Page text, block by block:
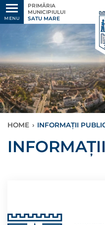
MENU
PRIMĂRIA
MUNICIPIULUI
SATU MARE
HOME › INFORMAȚII